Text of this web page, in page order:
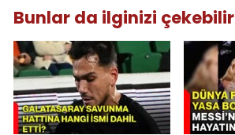
Bunlar da ilginizi çekebilir